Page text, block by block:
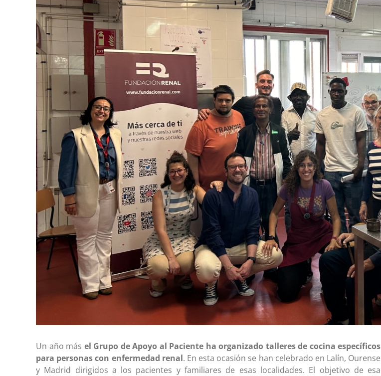
Un año más el Grupo de Apoyo al Paciente ha organizado talleres de cocina específicos
para personas con enfermedad renal. En esta ocasión se han celebrado en Lalín, Ourense
y Madrid dirigidos a los pacientes y familiares de esas localidades. El objetivo de esa